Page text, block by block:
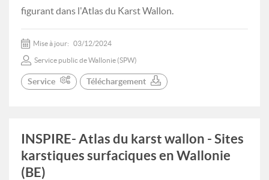
figurant dans l'Atlas du Karst Wallon.
Mise à jour: 03/12/2024
Service public de Wallonie (SPW)
Service Téléchargement
INSPIRE- Atlas du karst wallon - Sites
karstiques surfaciques en Wallonie
(BE)